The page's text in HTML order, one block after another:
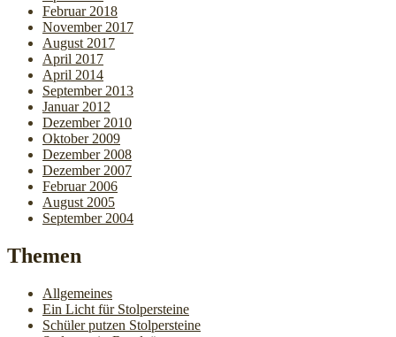
Februar 2018
November 2017
August 2017
April 2017
April 2014
September 2013
Januar 2012
Dezember 2010
Oktober 2009
Dezember 2008
Dezember 2007
Februar 2006
August 2005
September 2004
Themen
Allgemeines
Ein Licht für Stolpersteine
Schüler putzen Stolpersteine